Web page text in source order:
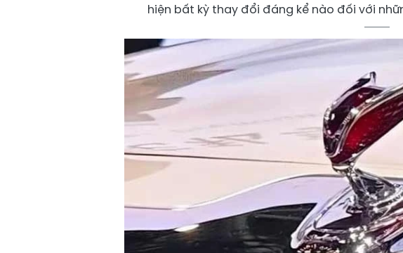
hiện bất kỳ thay đổi đáng kể nào đối với